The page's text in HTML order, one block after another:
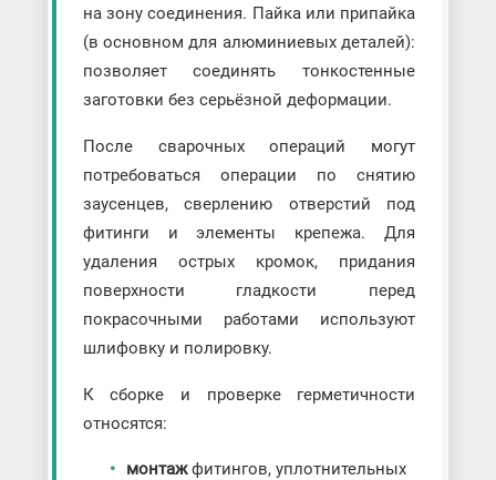
на зону соединения. Пайка или припайка
(в основном для алюминиевых деталей):
позволяет соединять тонкостенные
заготовки без серьёзной деформации.
После сварочных операций могут
потребоваться операции по снятию
заусенцев, сверлению отверстий под
фитинги и элементы крепежа. Для
удаления острых кромок, придания
поверхности гладкости перед
покрасочными работами используют
шлифовку и полировку.
К сборке и проверке герметичности
относятся:
монтажфитингов, уплотнительных